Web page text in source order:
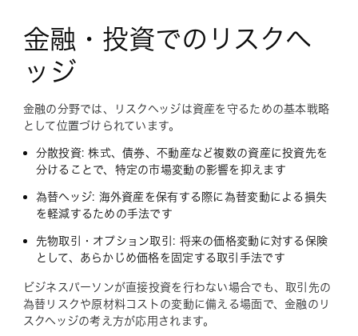
金融・投資でのリスクヘ
ッジ
金融の分野では、リスクヘッジは資産を守るための基本戦略
として位置づけられています。
分散投資: 株式、債券、不動産など複数の資産に投資先を
分けることで、特定の市場変動の影響を抑えます
為替ヘッジ: 海外資産を保有する際に為替変動による損失
を軽減するための手法です
先物取引・オプション取引: 将来の価格変動に対する保険
として、あらかじめ価格を固定する取引手法です
ビジネスパーソンが直接投資を行わない場合でも、取引先の
為替リスクや原材料コストの変動に備える場面で、金融のリ
スクヘッジの考え方が応用されます。